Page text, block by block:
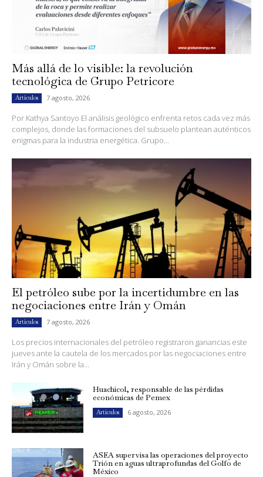
Más allá de lo visible: la revolución
tecnológica de Grupo Petricore
Artículos 7 agosto, 2026
Por Kathya Santoyo El análisis geológico enfrenta retos cada vez más
complejos, donde las formaciones del subsuelo plantean auténticos
enigmas para la industria energética. Grupo...
El petróleo sube por la incertidumbre en las
negociaciones entre Irán y Omán
Artículos 7 agosto, 2026
Los precios internacionales del petróleo registraron ganancias este
jueves ante la cautela de los mercados por las negociaciones entre
Irán y Omán sobre la...
Huachicol, responsable de las pérdidas
económicas de Pemex
Artículos 6 agosto, 2026
ASEA supervisa las operaciones del proyecto
Trión en aguas ultraprofundas del Golfo de
México